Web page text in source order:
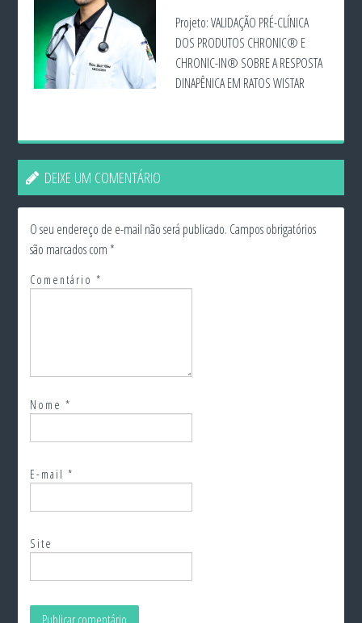
Projeto: VALIDAÇÃO PRÉ-CLÍNICA
DOS PRODUTOS CHRONIC®️ E
CHRONIC-IN®️ SOBRE A RESPOSTA
DINAPÊNICA EM RATOS WISTAR
DEIXE UM COMENTÁRIO
O seu endereço de e-mail não será publicado. Campos obrigatórios
são marcados com *
Comentário*
Nome*
E-mail*
Site